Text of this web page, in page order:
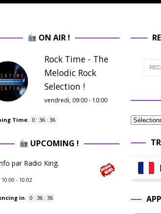
ON AIR !
Rock Time - The
Melodic Rock
Selection !
vendredi, 09:00 - 10:00
Time: 0 : 36 : 34
UPCOMING !
par Radio King.
10:00 - 10:02
in: 0 : 36 : 34